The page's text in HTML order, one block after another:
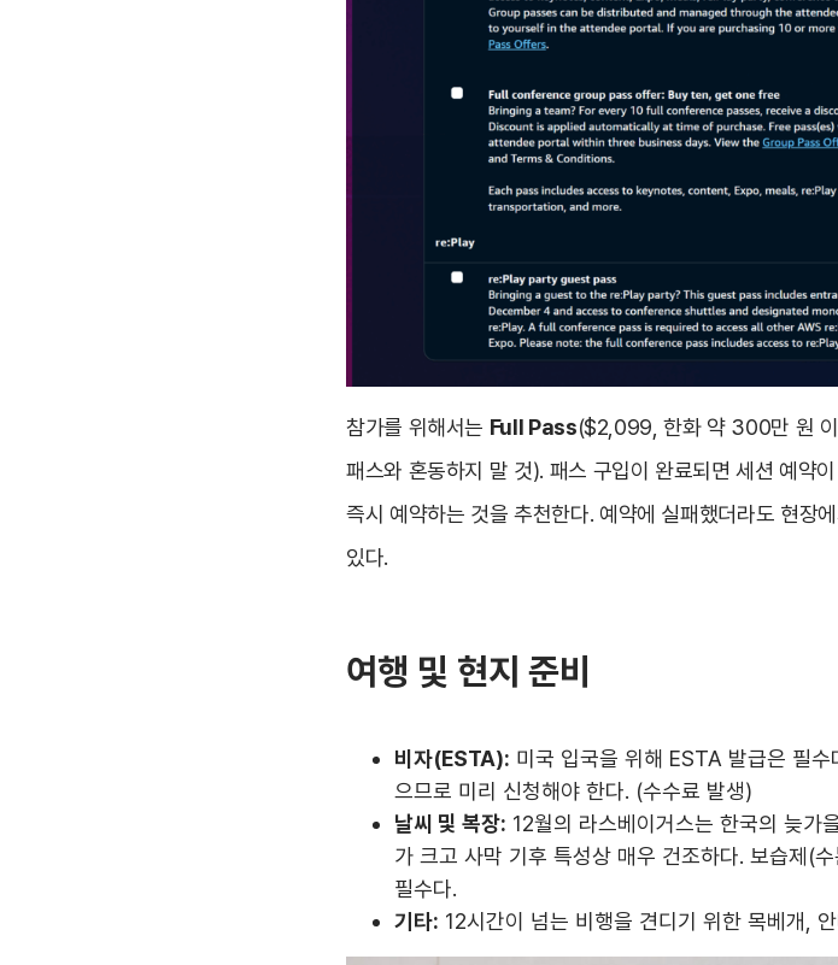
참가를 위해서는 Full Pass($2,099, 한화 약 300만 원
패스와 혼동하지 말 것). 패스 구입이 완료되면 세션 예약
즉시 예약하는 것을 추천한다. 예약에 실패했더라도 현장
있다.
여행 및 현지 준비
비자(ESTA): 미국 입국을 위해 ESTA 발급은 필
으므로 미리 신청해야 한다. (수수료 발생)
날씨 및 복장: 12월의 라스베이거스는 한국의 늦
가 크고 사막 기후 특성상 매우 건조하다. 보습제(
필수다.
기타: 12시간이 넘는 비행을 견디기 위한 목베개,